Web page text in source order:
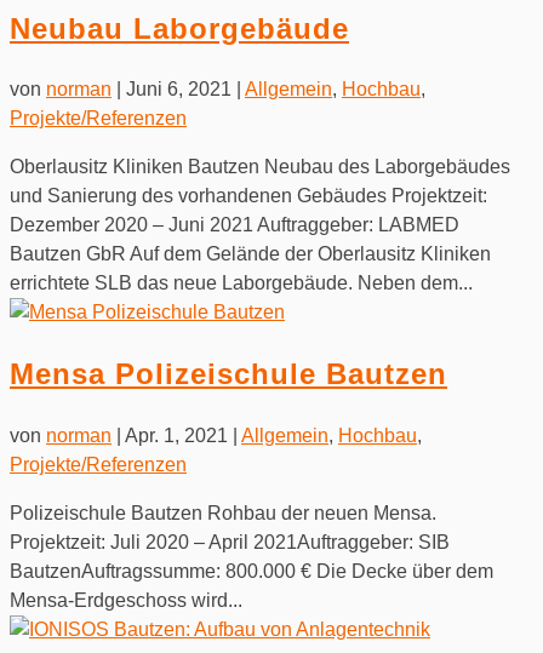
Neubau Laborgebäude
von norman Juni 6, 2021 Allgemein, Hochbau,
Projekte/Referenzen
Oberlausitz Kliniken Bautzen Neubau des Laborgebäudes
und Sanierung des vorhandenen Gebäudes Projektzeit:
Dezember 2020 – Juni 2021 Auftraggeber: LABMED
Bautzen GbR Auf dem Gelände der Oberlausitz Kliniken
errichtete SLB das neue Laborgebäude. Neben dem...
Mensa Polizeischule Bautzen
von norman Apr. 1, 2021 Allgemein, Hochbau,
Projekte/Referenzen
Polizeischule Bautzen Rohbau der neuen Mensa.
Projektzeit: Juli 2020 – April 2021Auftraggeber: SIB
BautzenAuftragssumme: 800.000 € Die Decke über dem
Mensa-Erdgeschoss wird...